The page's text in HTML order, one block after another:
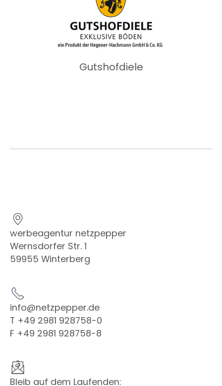
Gutshofdiele
werbeagentur netzpepper
Wernsdorfer Str. 1
59955 Winterberg
info@netzpepper.de
T +49 2981 928758-0
F +49 2981 928758-8
Bleib auf dem Laufenden: